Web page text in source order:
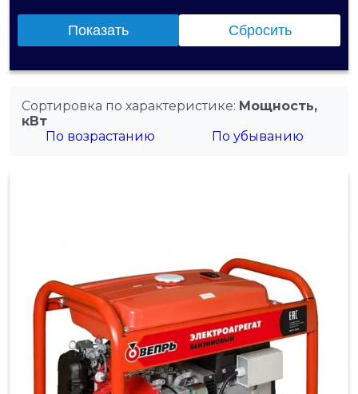
Сортировка по характеристике: Мощность,
кВт
По возрастанию
По убыванию